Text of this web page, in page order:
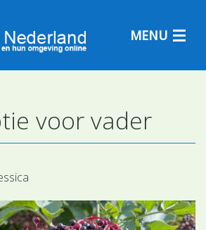
MENU
voor vader